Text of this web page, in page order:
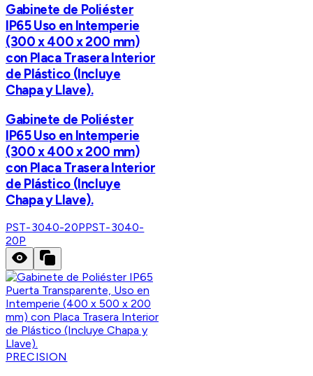
Gabinete de Poliéster
IP65 Uso en Intemperie
(300 x 400 x 200 mm)
con Placa Trasera Interior
de Plástico (Incluye
Chapa y Llave).
Gabinete de Poliéster
IP65 Uso en Intemperie
(300 x 400 x 200 mm)
con Placa Trasera Interior
de Plástico (Incluye
Chapa y Llave).
PST-3040-20PPST-3040-
20P
PRECISION